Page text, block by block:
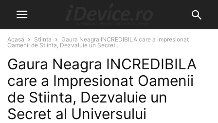
Acasă Stiinta
Gaura Neagra INCREDIBILA care a Impresionat
Oamenii de Stiinta, Dezvaluie un Secret...
Gaura Neagra INCREDIBILA
care a Impresionat Oamenii
de Stiinta, Dezvaluie un
Secret al Universului